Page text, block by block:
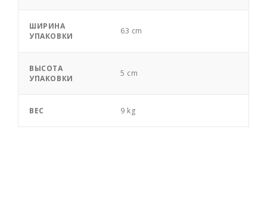
ШИРИНА
УПАКОВКИ
63 cm
ВЫСОТА
УПАКОВКИ
5 cm
ВЕС 9 kg